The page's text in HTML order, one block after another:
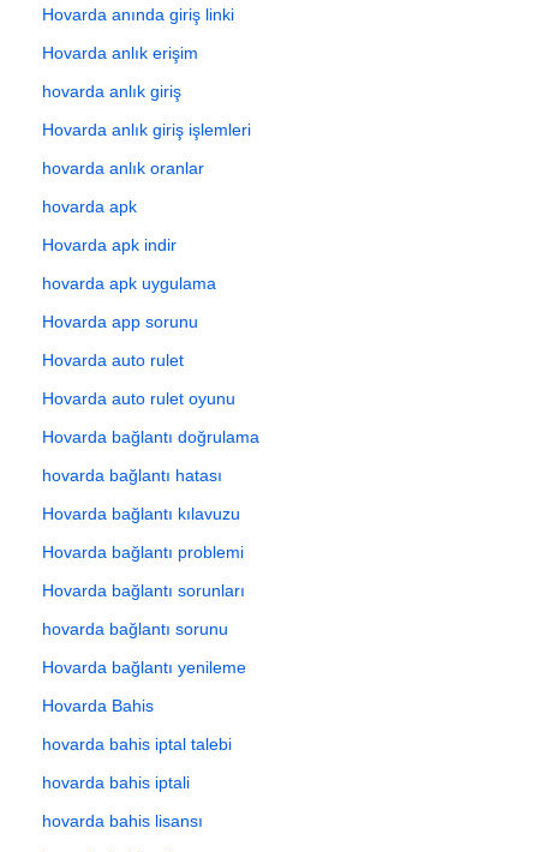
Hovarda anında giriş linki
Hovarda anlık erişim
hovarda anlık giriş
Hovarda anlık giriş işlemleri
hovarda anlık oranlar
hovarda apk
Hovarda apk indir
hovarda apk uygulama
Hovarda app sorunu
Hovarda auto rulet
Hovarda auto rulet oyunu
Hovarda bağlantı doğrulama
hovarda bağlantı hatası
Hovarda bağlantı kılavuzu
Hovarda bağlantı problemi
Hovarda bağlantı sorunları
hovarda bağlantı sorunu
Hovarda bağlantı yenileme
Hovarda Bahis
hovarda bahis iptal talebi
hovarda bahis iptali
hovarda bahis lisansı